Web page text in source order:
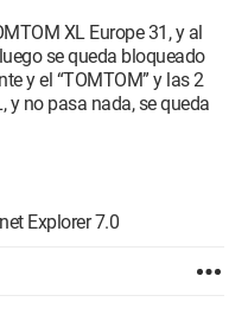
XL Europe 31, y al
se queda bloqueado
y el “TOMTOM” y las 2
y no pasa nada, se queda
Explorer 7.0